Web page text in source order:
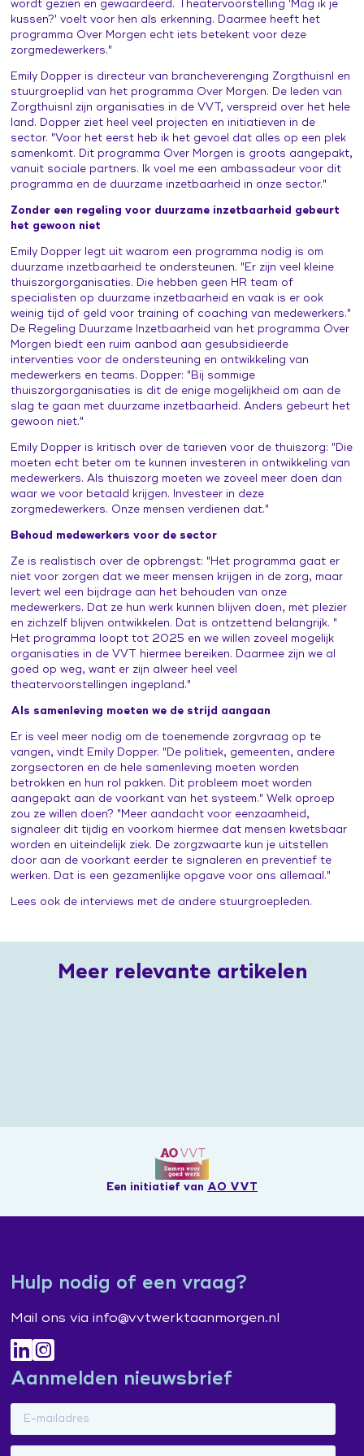
Leertraject operationeel leidinggevenden
Praat vandaag over morgen (publiekscampagne)
Contacten en inspiratie
Zorg voor Morgen Festival 19 november 2026
wordt gezien en gewaardeerd. Theatervoorstelling 'Mag ik je
kussen?' voelt voor hen als erkenning. Daarmee heeft het
programma Over Morgen echt iets betekent voor deze
zorgmedewerkers."
Emily Dopper is directeur van brancheverenging Zorgthuisnl en
stuurgroeplid van het programma Over Morgen. De leden van
Zorgthuisnl zijn organisaties in de VVT, verspreid over het hele
land. Dopper ziet heel veel projecten en initiatieven in de
sector. "Voor het eerst heb ik het gevoel dat alles op een plek
samenkomt. Dit programma Over Morgen is groots aangepakt,
vanuit sociale partners. Ik voel me een ambassadeur voor dit
programma en de duurzame inzetbaarheid in onze sector."
Zonder een regeling voor duurzame inzetbaarheid gebeurt
het gewoon niet
Emily Dopper legt uit waarom een programma nodig is om
duurzame inzetbaarheid te ondersteunen. "Er zijn veel kleine
thuiszorgorganisaties. Die hebben geen HR team of
specialisten op duurzame inzetbaarheid en vaak is er ook
weinig tijd of geld voor training of coaching van medewerkers."
De Regeling Duurzame Inzetbaarheid van het programma Over
Morgen biedt een ruim aanbod aan gesubsidieerde
interventies voor de ondersteuning en ontwikkeling van
medewerkers en teams. Dopper: "Bij sommige
thuiszorgorganisaties is dit de enige mogelijkheid om aan de
slag te gaan met duurzame inzetbaarheid. Anders gebeurt het
gewoon niet."
Emily Dopper is kritisch over de tarieven voor de thuiszorg: "Die
moeten echt beter om te kunnen investeren in ontwikkeling van
medewerkers. Als thuiszorg moeten we zoveel meer doen dan
waar we voor betaald krijgen. Investeer in deze
zorgmedewerkers. Onze mensen verdienen dat."
Behoud medewerkers voor de sector
Ze is realistisch over de opbrengst: "Het programma gaat er
niet voor zorgen dat we meer mensen krijgen in de zorg, maar
levert wel een bijdrage aan het behouden van onze
medewerkers. Dat ze hun werk kunnen blijven doen, met plezier
en zichzelf blijven ontwikkelen. Dat is ontzettend belangrijk. "
Het programma loopt tot 2025 en we willen zoveel mogelijk
organisaties in de VVT hiermee bereiken. Daarmee zijn we al
goed op weg, want er zijn alweer heel veel
theatervoorstellingen ingepland."
Als samenleving moeten we de strijd aangaan
Er is veel meer nodig om de toenemende zorgvraag op te
vangen, vindt Emily Dopper. "De politiek, gemeenten, andere
zorgsectoren en de hele samenleving moeten worden
betrokken en hun rol pakken. Dit probleem moet worden
aangepakt aan de voorkant van het systeem." Welk oproep
zou ze willen doen? "Meer aandacht voor eenzaamheid,
signaleer dit tijdig en voorkom hiermee dat mensen kwetsbaar
worden en uiteindelijk ziek. De zorgzwaarte kun je uitstellen
door aan de voorkant eerder te signaleren en preventief te
werken. Dat is een gezamenlijke opgave voor ons allemaal."
Lees ook de interviews met de andere stuurgroepleden.
Meer relevante artikelen
Een initiatief van AO VVT
Hulp nodig of een vraag?
Mail ons via info@vvtwerktaanmorgen.nl
Aanmelden nieuwsbrief